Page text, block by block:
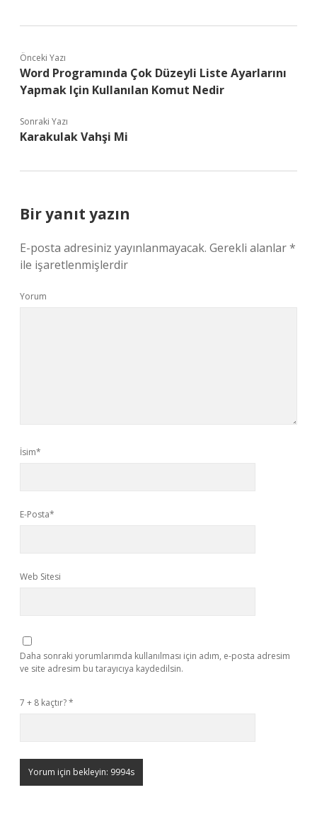
Önceki Yazı
Word Programında Çok Düzeyli Liste Ayarlarını
Yapmak Için Kullanılan Komut Nedir
Sonraki Yazı
Karakulak Vahşi Mi
Bir yanıt yazın
E-posta adresiniz yayınlanmayacak. Gerekli alanlar*
ile işaretlenmişlerdir
Yorum
İsim*
E-Posta*
Web Sitesi
Daha sonraki yorumlarımda kullanılması için adım, e-posta adresim
ve site adresim bu tarayıcıya kaydedilsin.
7 + 8 kaçtır?*